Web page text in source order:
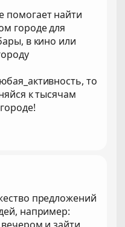
помогает найти
городе для
в кино или
то
к тысячам
предложений
например: